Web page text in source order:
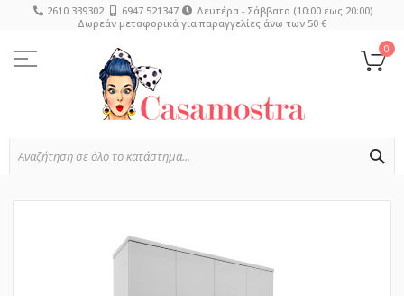
2610 339302 6947 521347
Δευτέρα - Σάββατο (10:00 εως 20:00)
Δωρεάν μεταφορικά για παραγγελίες άνω των 50 €
στο
περιεχόμενο
0